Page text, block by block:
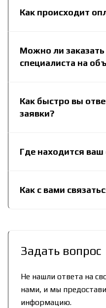
Как происходит
Можно ли
специалиста на
Как быстро вы
заявки?
Где находится ваш
Как с вами
Задать вопрос
Не нашли ответа на
нами, и мы
информацию.